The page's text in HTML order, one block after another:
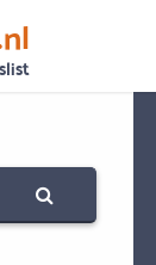
zijn gecontroleerd